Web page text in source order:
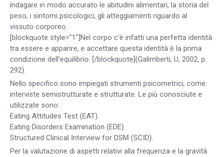
indagare in modo accurato le abitudini alimentari, la storia del
peso, i sintomi psicologici, gli atteggiamenti riguardo al
vissuto corporeo.
[blockquote style=”1″]Nel corpo c’è infatti una perfetta identità
tra essere e apparire, e accettare questa identità è la prima
condizione dell’equilibrio. [/blockquote](Galimberti, U, 2002, p.
292).
Nello specifico sono impiegati strumenti psicometrici, come
interviste semistrutturate e strutturate. Le più conosciute e
utilizzate sono:
Eating Attitudes Test (EAT).
Eating Disorders Examination (EDE).
Structured Clinical Interview for DSM (SCID).
Per la valutazione di aspetti relativi alla frequenza e la gravità